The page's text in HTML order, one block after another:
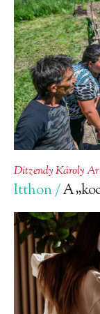
Ditzendy Károly
Itthon /A